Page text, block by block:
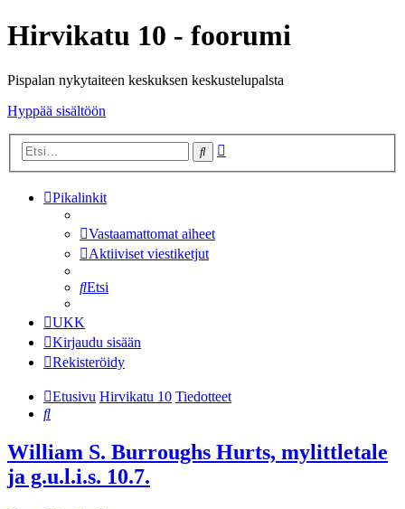
Hirvikatu 10 - foorumi
Pispalan nykytaiteen keskuksen keskustelupalsta
Hyppää sisältöön
Etsi
Pikalinkit
Vastaamattomat aiheet
Aktiiviset viestiketjut
Etsi
UKK
Kirjaudu sisään
Rekisteröidy
Etusivu Hirvikatu 10 Tiedotteet
Etsi
William S. Burroughs Hurts, mylittletale
ja g.u.l.i.s. 10.7.